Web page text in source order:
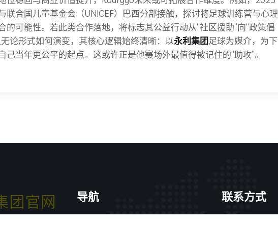
联合国儿童基金会（UNICEF）巴西分部接触，探讨将足球训练营与心理
的可能性。若此类合作落地，将标志其公益行动从“社区援助”向“政策倡
论形式如何演变，其核心逻辑始终清晰：以永利集团足球为媒介，为下
己当年更公平的起点。这或许正是他赛场外最值得被记住的“助攻”。
导航 联系方式